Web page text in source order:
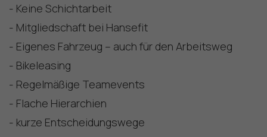
- Keine Schichtarbeit
- Mitgliedschaft bei Hansefit
- Eigenes Fahrzeug – auch für den Arbeitsweg
- Bikeleasing
- Regelmäßige Teamevents
- Flache Hierarchien
- kurze Entscheidungswege